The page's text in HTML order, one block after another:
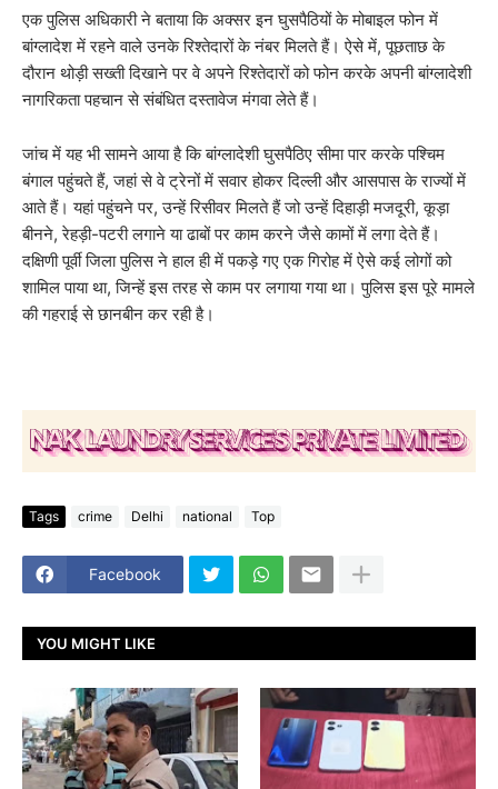
एक पुलिस अधिकारी ने बताया कि अक्सर इन घुसपैठियों के मोबाइल फोन में
बांग्लादेश में रहने वाले उनके रिश्तेदारों के नंबर मिलते हैं। ऐसे में, पूछताछ के
दौरान थोड़ी सख्ती दिखाने पर वे अपने रिश्तेदारों को फोन करके अपनी बांग्लादेशी
नागरिकता पहचान से संबंधित दस्तावेज मंगवा लेते हैं।
जांच में यह भी सामने आया है कि बांग्लादेशी घुसपैठिए सीमा पार करके पश्चिम
बंगाल पहुंचते हैं, जहां से वे ट्रेनों में सवार होकर दिल्ली और आसपास के राज्यों में
आते हैं। यहां पहुंचने पर, उन्हें रिसीवर मिलते हैं जो उन्हें दिहाड़ी मजदूरी, कूड़ा
बीनने, रेहड़ी-पटरी लगाने या ढाबों पर काम करने जैसे कामों में लगा देते हैं।
दक्षिणी पूर्वी जिला पुलिस ने हाल ही में पकड़े गए एक गिरोह में ऐसे कई लोगों को
शामिल पाया था, जिन्हें इस तरह से काम पर लगाया गया था। पुलिस इस पूरे मामले
की गहराई से छानबीन कर रही है।
Tags crime Delhi national Top
Facebook
YOU MIGHT LIKE